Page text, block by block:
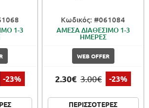
1-3
-23%
Κωδικός: #061084
ΑΜΕΣΑ ΔΙΑΘΕΣΙΜΟ 1-3
ΗΜΕΡΕΣ
WEB OFFER
2.30€ 3.00€ -23%
ΠΕΡΙΣΣΟΤΕΡΕΣ